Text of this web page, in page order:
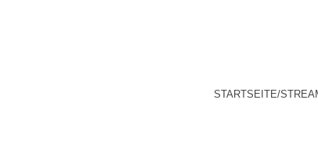
SKIP TO CONTENTSTARTSEITE/